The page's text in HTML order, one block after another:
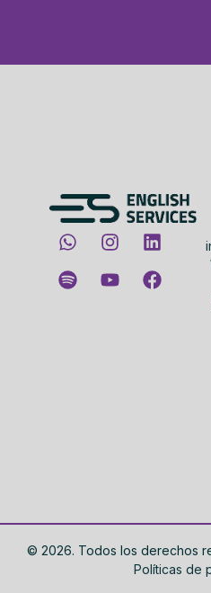
© 2026. Todos los derechos
Políticas de